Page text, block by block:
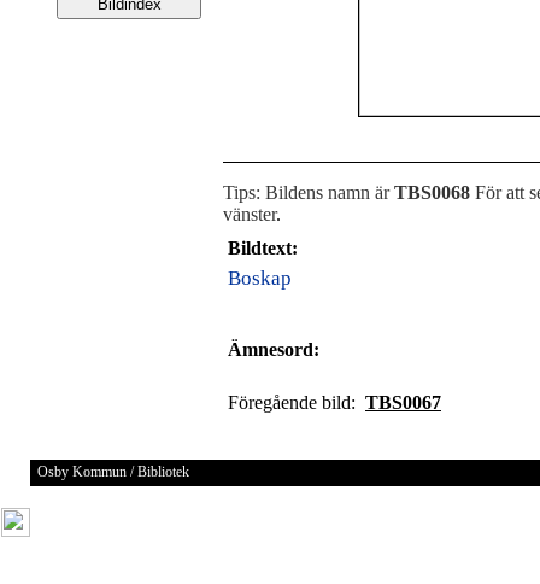
Tips: Bildens namn ärTBS0068 För att
vänster.
Bildtext:
Boskap
Ämnesord:
Föregående bild: TBS0067
Osby Kommun / Bibliotek